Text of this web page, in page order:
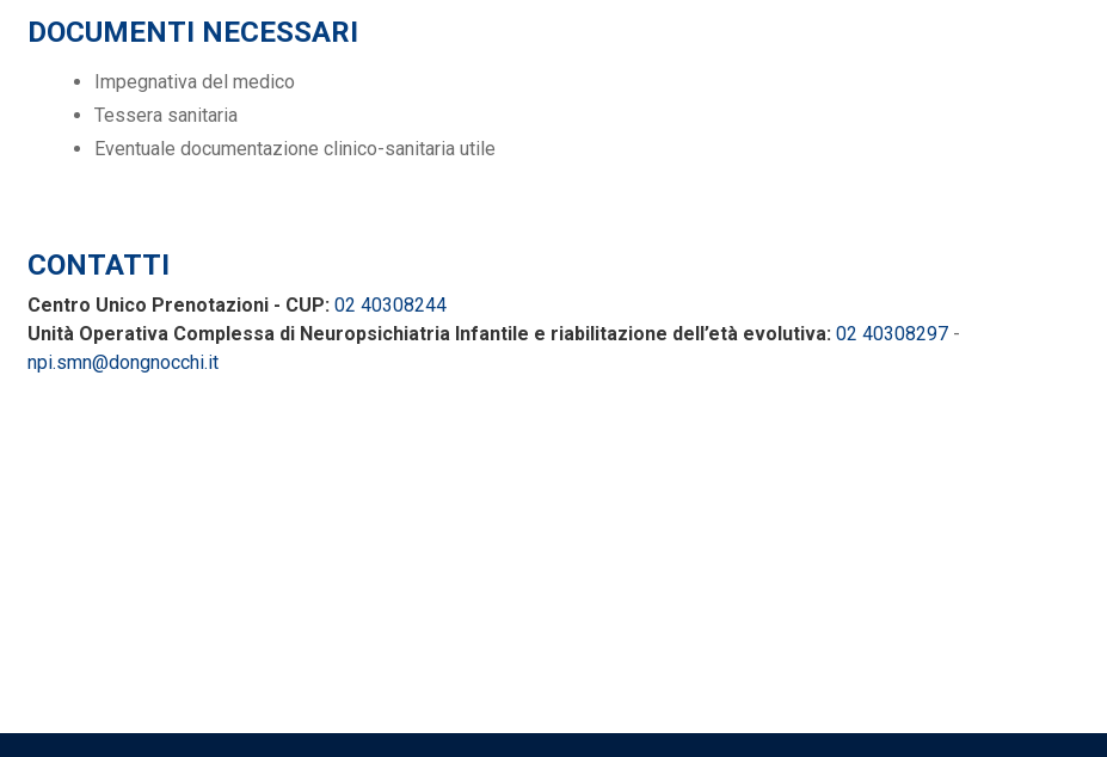
DOCUMENTI NECESSARI
Impegnativa del medico
Tessera sanitaria
Eventuale documentazione clinico-sanitaria utile
CONTATTI
Centro Unico Prenotazioni - CUP: 02 40308244
Unità Operativa Complessa di Neuropsichiatria Infantile e riabilitazione dell’età evolutiva: 02 40308297 -
npi.smn@dongnocchi.it